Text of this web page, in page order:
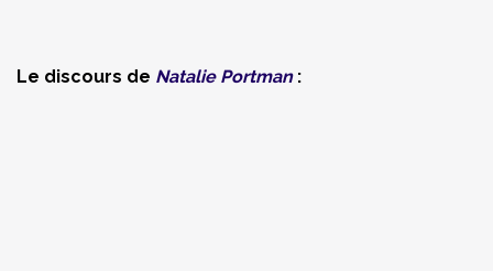
Le discours de Natalie Portman: